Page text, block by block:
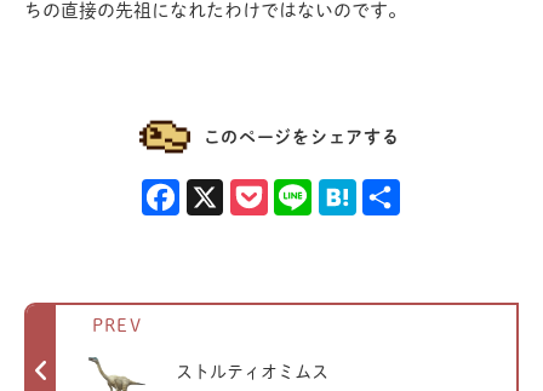
ちの直接の先祖になれたわけではないのです。
このページをシェアする
Facebook Pocket Line Hatena
PREV
ストルティオミムス